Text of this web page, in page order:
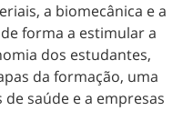
a biomecânica e a
forma a estimular a
dos estudantes,
da formação, uma
saúde e a empresas